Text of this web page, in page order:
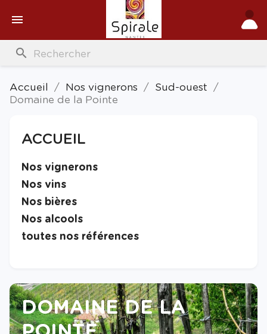

search
Accueil Nos vignerons
Sud-ouest
Domaine de la Pointe
ACCUEIL
Nos vignerons
Nos vins
Nos bières
Nos alcools
toutes nos références
DOMAINE DE LA